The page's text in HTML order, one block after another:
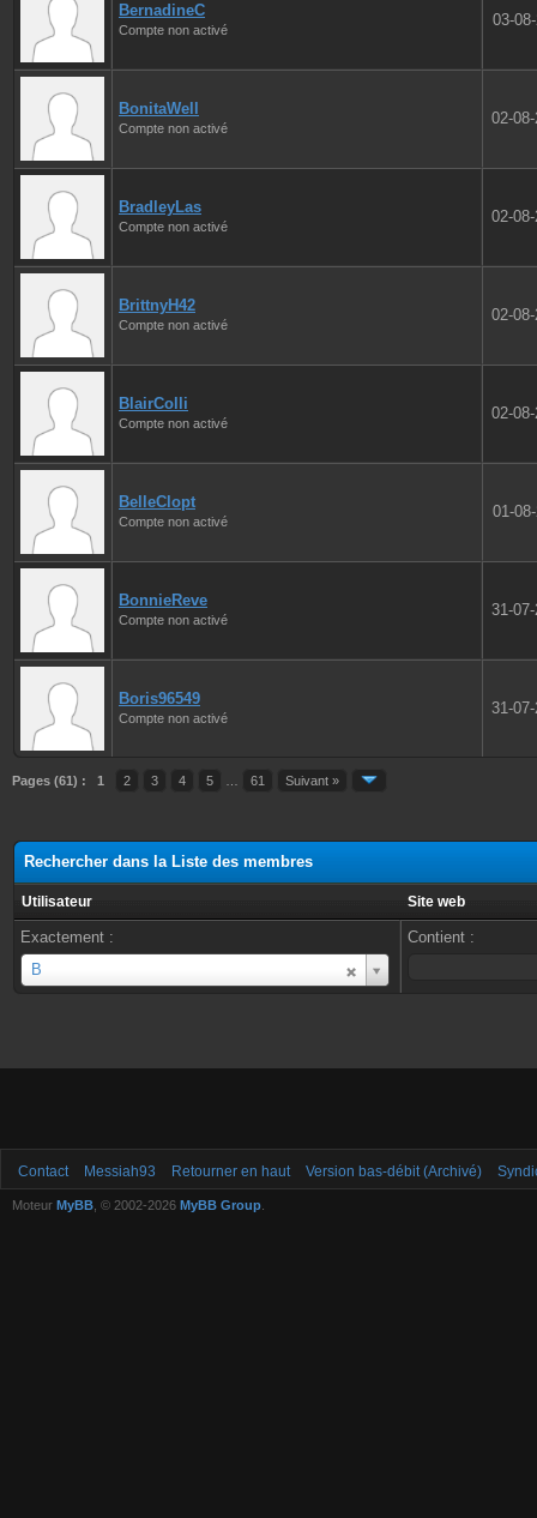
BernadineC
Compte non activé
03-
BonitaWell
Compte non activé
02-
BradleyLas
Compte non activé
02-
BrittnyH42
Compte non activé
02-
BlairColli
Compte non activé
02-
BelleClopt
Compte non activé
01-
BonnieReve
Compte non activé
31-
Boris96549
Compte non activé
31-
Pages (61) : 1 2 3 4 5 61 Suivant »
Rechercher dans la Liste des membres
Utilisateur Site web
Exactement :
B
Utilisateur
Contient :
Contact Messiah93 Retourner en haut Version bas-débit (Archivé)
Moteur MyBB , © 2002-2026 MyBB Group